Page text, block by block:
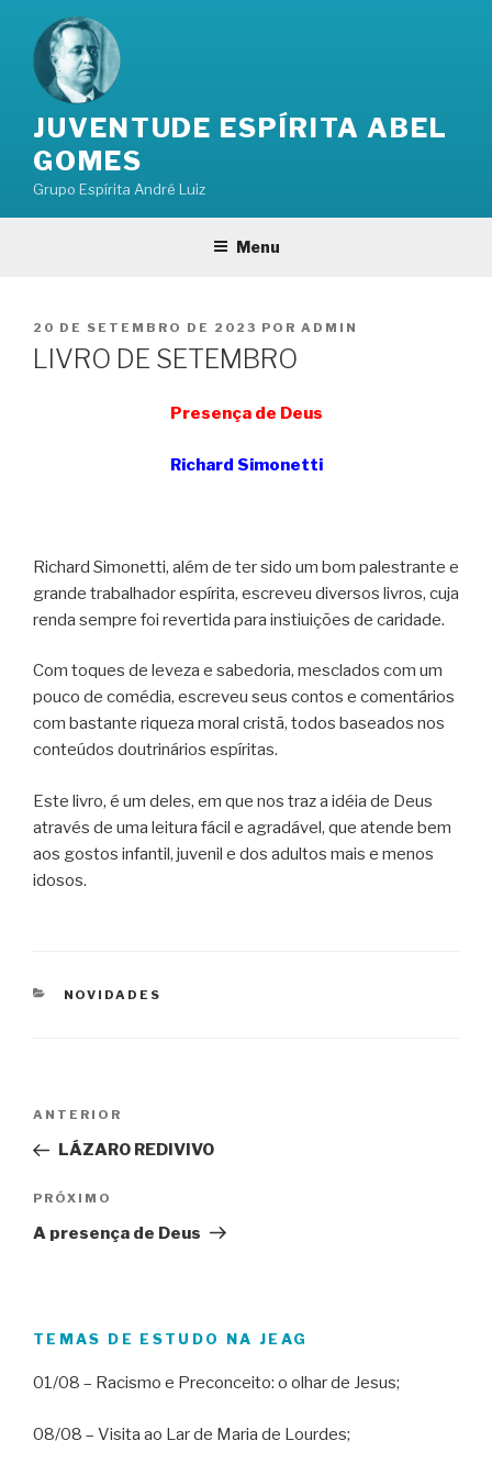
conteúdo
JUVENTUDE ESPÍRITA ABEL
GOMES
Grupo Espírita André Luiz
Menu
PUBLICADO
EM
20 DE SETEMBRO DE 2023 POR ADMIN
LIVRO DE SETEMBRO
Presença de Deus
Richard Simonetti
Richard Simonetti, além de ter sido um bom palestrante e
grande trabalhador espírita, escreveu diversos livros, cuja
renda sempre foi revertida para instiuições de caridade.
Com toques de leveza e sabedoria, mesclados com um
pouco de comédia, escreveu seus contos e comentários
com bastante riqueza moral cristã, todos baseados nos
conteúdos doutrinários espíritas.
Este livro, é um deles, em que nos traz a idéia de Deus
através de uma leitura fácil e agradável, que atende bem
aos gostos infantil, juvenil e dos adultos mais e menos
idosos.
CATEGORIAS
NOVIDADES
Post
Post
anterior
ANTERIOR
LÁZARO REDIVIVO
Próximo
post
PRÓXIMO
A presença de Deus
TEMAS DE ESTUDO NA JEAG
01/08 – Racismo e Preconceito: o olhar de Jesus;
08/08 – Visita ao Lar de Maria de Lourdes;